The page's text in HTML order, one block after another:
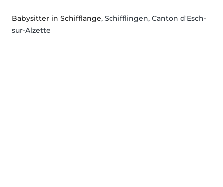
Babysitter in Schifflange, Schifflingen, Canton d'Esch-
sur-Alzette